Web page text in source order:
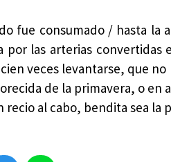
fue consumado / hasta
por las arterias
veces levantarse, que
de la primavera, o en
al cabo, bendita sea la